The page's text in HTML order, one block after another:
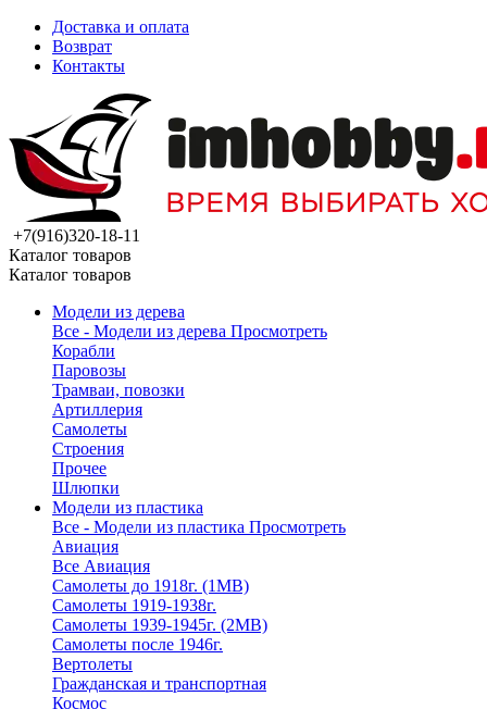
Доставка и оплата
Возврат
Контакты
+7(916)320-18-11
Каталог товаров
Каталог товаров
Модели из дерева
Все - Модели из дерева Просмотреть
Корабли
Паровозы
Трамваи, повозки
Артиллерия
Самолеты
Строения
Прочее
Шлюпки
Модели из пластика
Все - Модели из пластика Просмотреть
Авиация
Все Авиация
Самолеты до 1918г. (1МВ)
Самолеты 1919-1938г.
Самолеты 1939-1945г. (2МВ)
Самолеты после 1946г.
Вертолеты
Гражданская и транспортная
Космос